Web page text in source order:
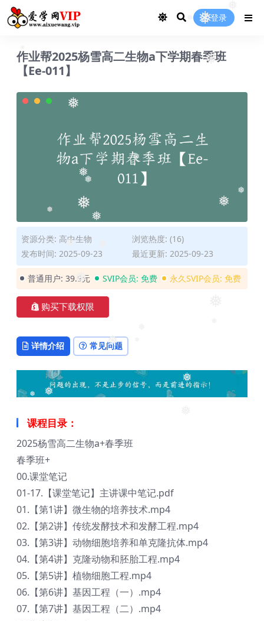
❅
❅
❅
❅ ❅
❅
❅
❅
❅
❅
❅
❅
❅
❅
❅
❅
登录
作业帮2025杨雪高二生物a下学期春季班
【Ee-011】
资源分类: 高中生物
浏览热度: (16)
发布时间: 2025-09-23
最近更新: 2025-09-23
普通用户: 39.9元 SVIP会员: 免费 永久SVIP会员: 免费
购买下载权限
详情介绍 常见问题
课程目录：
2025杨雪高二生物a+春季班
春季班+
00.课堂笔记
01-17.【课堂笔记】主讲课中笔记.pdf
01.【第1讲】微生物的培养技术.mp4
02.【第2讲】传统发酵技术和发酵工程.mp4
03.【第3讲】动物细胞培养和单克隆抗体.mp4
04.【第4讲】克隆动物和胚胎工程.mp4
05.【第5讲】植物细胞工程.mp4
06.【第6讲】基因工程（一）.mp4
07.【第7讲】基因工程（二）.mp4